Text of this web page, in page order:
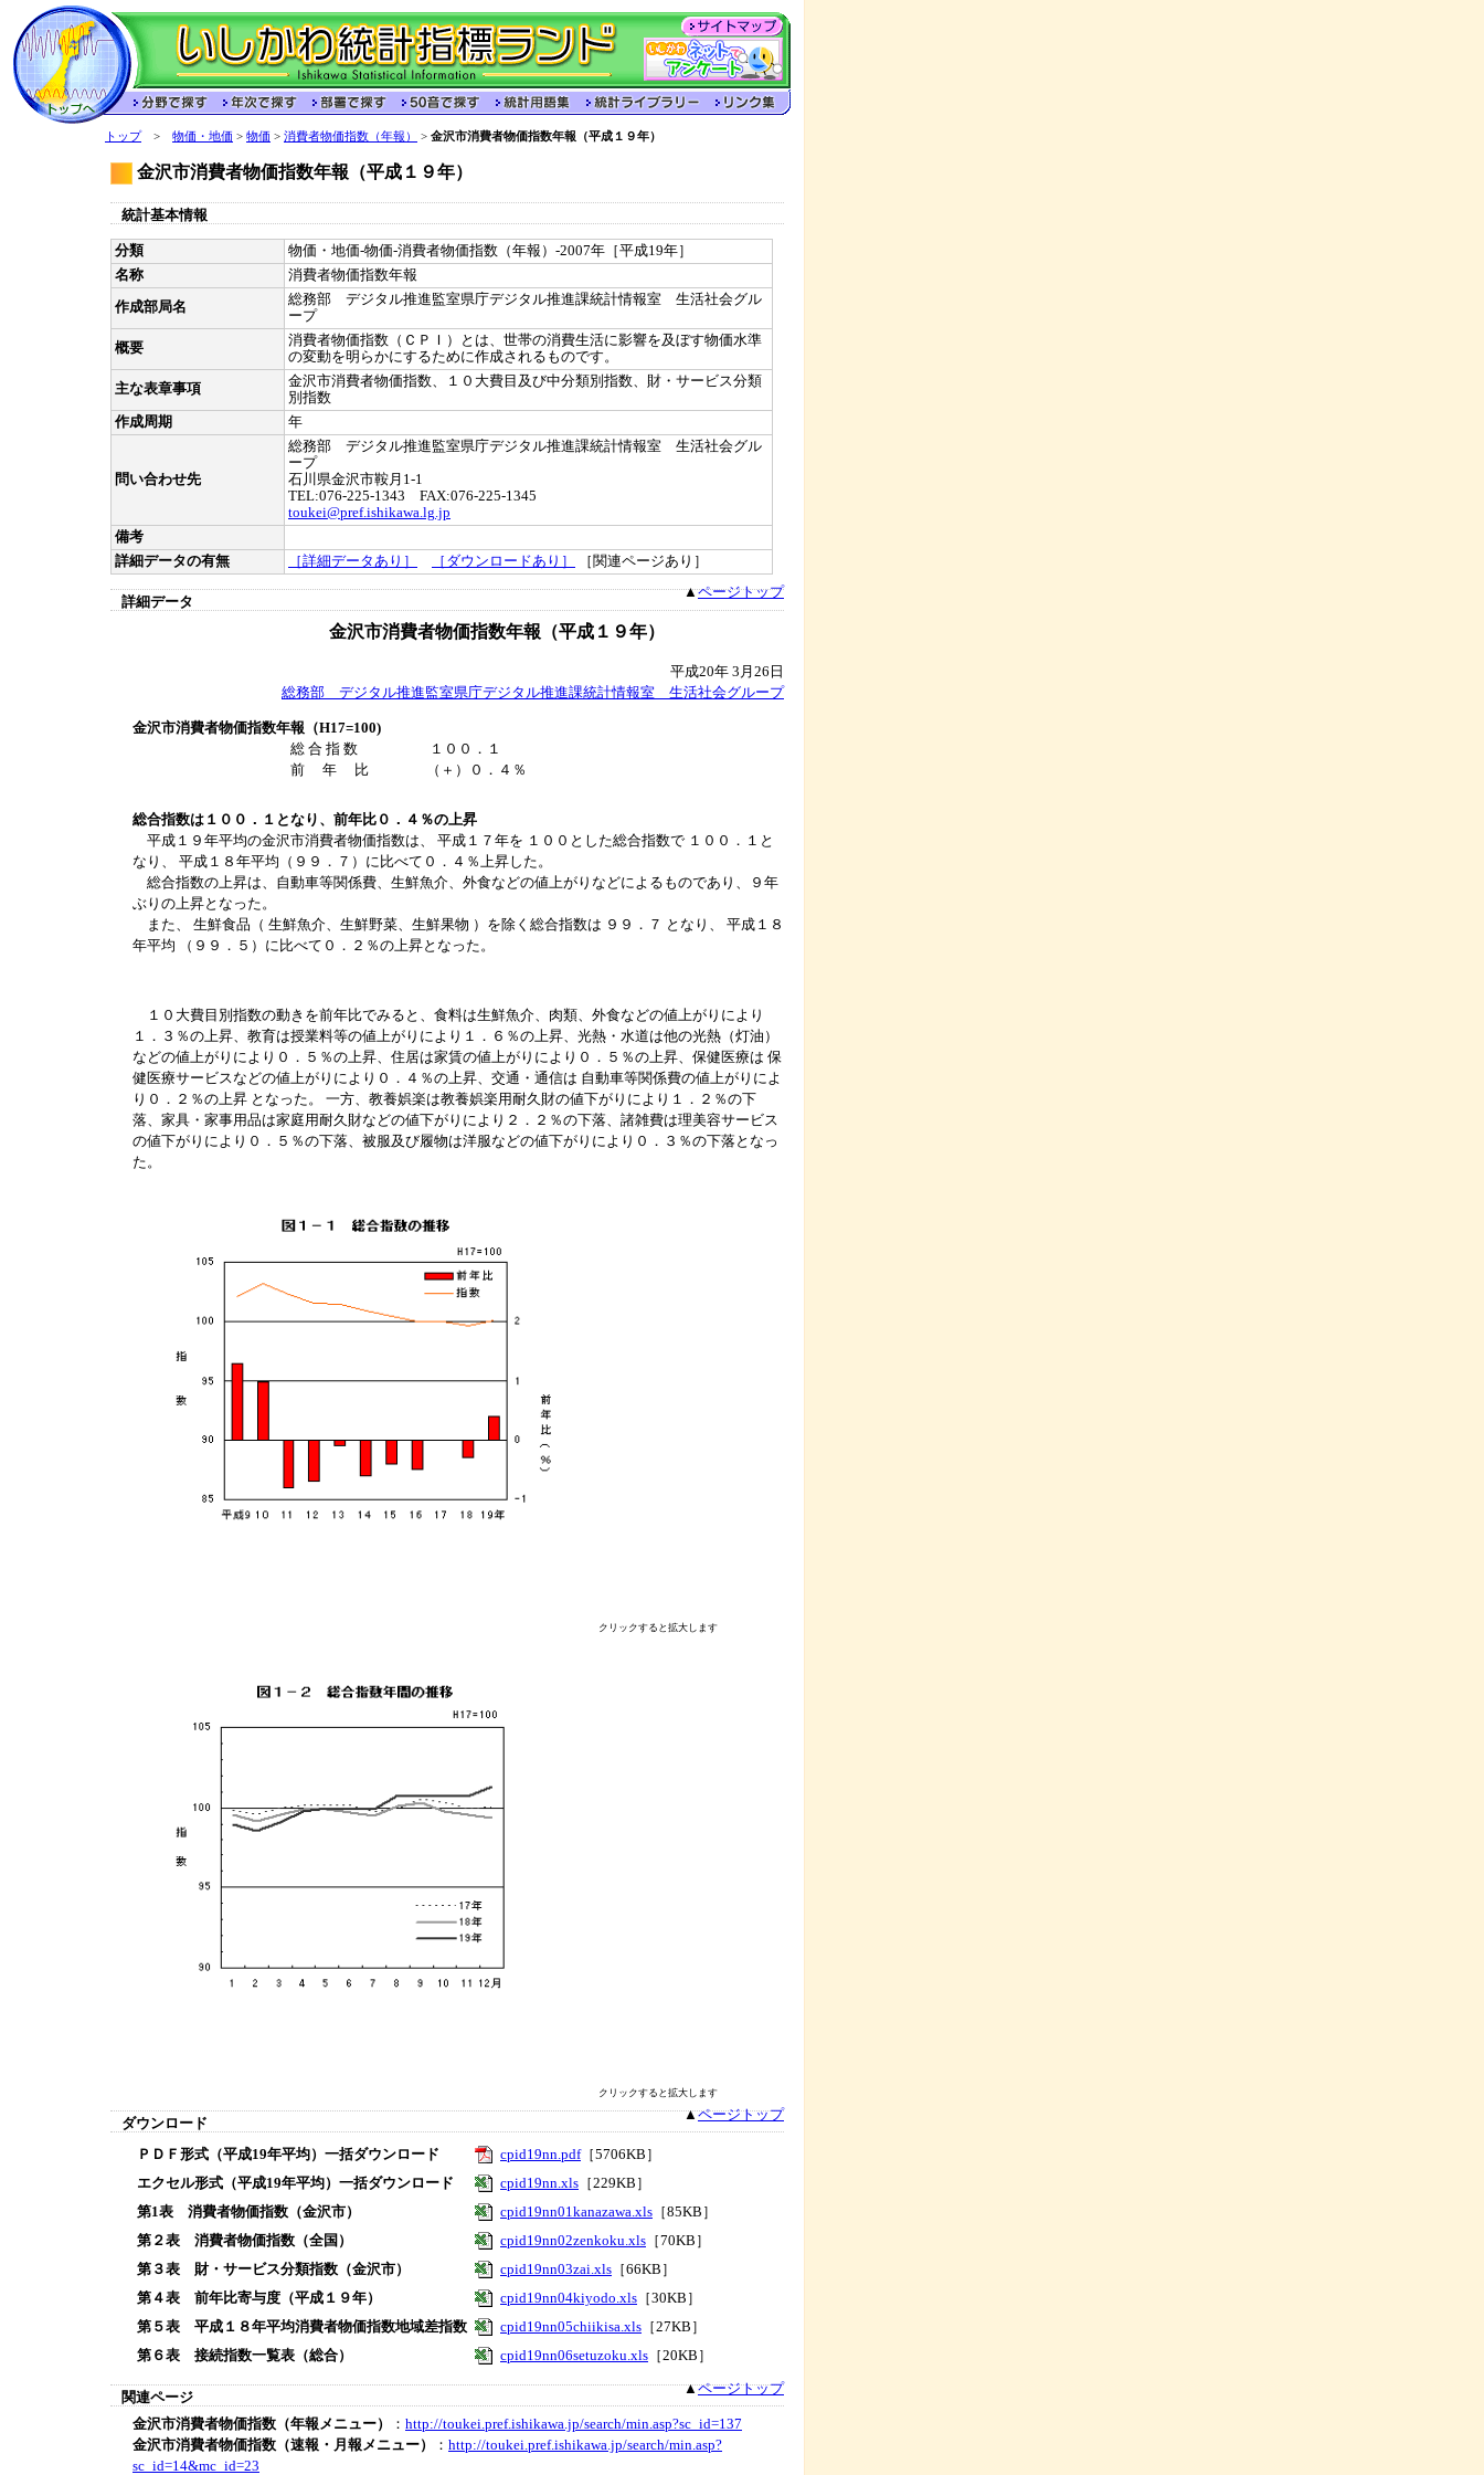
トップ> 物価・地価 > 物価 > 消費者物価指数（年報） > 金沢市消費者物価指数年報（平成１９年）
金沢市消費者物価指数年報（平成１９年）
統計基本情報
分類
物価・地価-物価-消費者物価指数（年報）-2007年［平成19年］
名称
消費者物価指数年報
作成部局名
総務部 デジタル推進監室県庁デジタル推進課統計情報室 生活社会グル
ープ
概要
消費者物価指数（ＣＰＩ）とは、世帯の消費生活に影響を及ぼす物価水準
の変動を明らかにするために作成されるものです。
主な表章事項
金沢市消費者物価指数、１０大費目及び中分類別指数、財・サービス分類
別指数
作成周期
年
問い合わせ先
総務部 デジタル推進監室県庁デジタル推進課統計情報室 生活社会グル
ープ
石川県金沢市鞍月1-1
TEL:076-225-1343 FAX:076-225-1345
toukei@pref.ishikawa.lg.jp
備考
詳細データの有無
［詳細データあり］ ［ダウンロードあり］ ［関連ページあり］
詳細データ
▲ページトップ
金沢市消費者物価指数年報（平成１９年）
平成20年 3月26日
総務部 デジタル推進監室県庁デジタル推進課統計情報室 生活社会グループ
金沢市消費者物価指数年報（H17=100)
総 合 指 数 １００．１
前 年 比 （＋）０．４％
総合指数は１００．１となり、前年比０．４％の上昇
平成１９年平均の金沢市消費者物価指数は、 平成１７年を １００とした総合指数で １００．１と
なり、 平成１８年平均（９９．７）に比べて０．４％上昇した。
総合指数の上昇は、自動車等関係費、生鮮魚介、外食などの値上がりなどによるものであり、９年
ぶりの上昇となった。
また、 生鮮食品（ 生鮮魚介、生鮮野菜、生鮮果物 ）を除く総合指数は ９９．７ となり、 平成１８
年平均 （９９．５）に比べて０．２％の上昇となった。
１０大費目別指数の動きを前年比でみると、食料は生鮮魚介、肉類、外食などの値上がりにより
１．３％の上昇、教育は授業料等の値上がりにより１．６％の上昇、光熱・水道は他の光熱（灯油）
などの値上がりにより０．５％の上昇、住居は家賃の値上がりにより０．５％の上昇、保健医療は 保
健医療サービスなどの値上がりにより０．４％の上昇、交通・通信は 自動車等関係費の値上がりによ
り０．２％の上昇 となった。 一方、教養娯楽は教養娯楽用耐久財の値下がりにより１．２％の下
落、家具・家事用品は家庭用耐久財などの値下がりにより２．２％の下落、諸雑費は理美容サービス
の値下がりにより０．５％の下落、被服及び履物は洋服などの値下がりにより０．３％の下落となっ
た。
クリックすると拡大します
クリックすると拡大します
ダウンロード
▲ページトップ
ＰＤＦ形式（平成19年平均）一括ダウンロード cpid19nn.pdf［5706KB］
エクセル形式（平成19年平均）一括ダウンロード
cpid19nn.xls ［229KB］
第1表 消費者物価指数（金沢市）
cpid19nn01kanazawa.xls ［85KB］
第２表 消費者物価指数（全国）
cpid19nn02zenkoku.xls ［70KB］
第３表 財・サービス分類指数（金沢市）
cpid19nn03zai.xls ［66KB］
第４表 前年比寄与度（平成１９年）
cpid19nn04kiyodo.xls ［30KB］
第５表 平成１８年平均消費者物価指数地域差指数
cpid19nn05chiikisa.xls ［27KB］
第６表 接続指数一覧表（総合）
cpid19nn06setuzoku.xls ［20KB］
関連ページ
▲ページトップ
金沢市消費者物価指数（年報メニュー） ： http://toukei.pref.ishikawa.jp/search/min.asp?sc_id=137
金沢市消費者物価指数（速報・月報メニュー）
： http://toukei.pref.ishikawa.jp/search/min.asp?
sc_id=14&mc_id=23